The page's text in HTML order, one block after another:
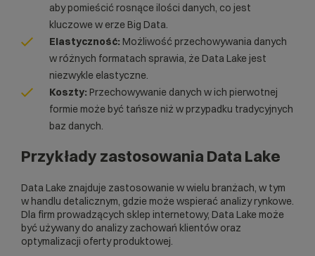
aby pomieścić rosnące ilości danych, co jest
kluczowe w erze Big Data.
Elastyczność: Możliwość przechowywania danych
w różnych formatach sprawia, że Data Lake jest
niezwykle elastyczne.
Koszty: Przechowywanie danych w ich pierwotnej
formie może być tańsze niż w przypadku tradycyjnych
baz danych.
Przykłady zastosowania Data Lake
Data Lake znajduje zastosowanie w wielu branżach, w tym
w handlu detalicznym, gdzie może wspierać analizy rynkowe.
Dla firm prowadzących sklep internetowy, Data Lake może
być używany do analizy zachowań klientów oraz
optymalizacji oferty produktowej.